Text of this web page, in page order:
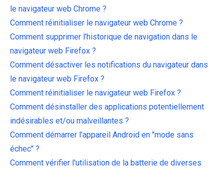
le navigateur web Chrome ?
Comment réinitialiser le navigateur web Chrome ?
Comment supprimer l'historique de navigation dans le
navigateur web Firefox ?
Comment désactiver les notifications du navigateur dans
le navigateur web Firefox ?
Comment réinitialiser le navigateur web Firefox ?
Comment désinstaller des applications potentiellement
indésirables et/ou malveillantes ?
Comment démarrer l'appareil Android en "mode sans
échec" ?
Comment vérifier l'utilisation de la batterie de diverses